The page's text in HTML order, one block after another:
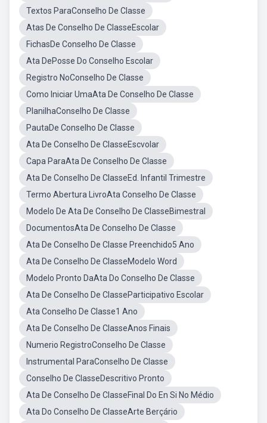
Textos ParaConselho De Classe
Atas De Conselho De ClasseEscolar
FichasDe Conselho De Classe
Ata DePosse Do Conselho Escolar
Registro NoConselho De Classe
Como Iniciar UmaAta De Conselho De Classe
PlanilhaConselho De Classe
PautaDe Conselho De Classe
Ata De Conselho De ClasseEscvolar
Capa ParaAta De Conselho De Classe
Ata De Conselho De ClasseEd. Infantil Trimestre
Termo Abertura LivroAta Conselho De Classe
Modelo De Ata De Conselho De ClasseBimestral
DocumentosAta De Conselho De Classe
Ata De Conselho De Classe Preenchido5 Ano
Ata De Conselho De ClasseModelo Word
Modelo Pronto DaAta Do Conselho De Classe
Ata De Conselho De ClasseParticipativo Escolar
Ata Conselho De Classe1 Ano
Ata De Conselho De ClasseAnos Finais
Numerio RegistroConselho De Classe
Instrumental ParaConselho De Classe
Conselho De ClasseDescritivo Pronto
Ata De Conselho De ClasseFinal Do En Si No Médio
Ata Do Conselho De ClasseArte Berçário